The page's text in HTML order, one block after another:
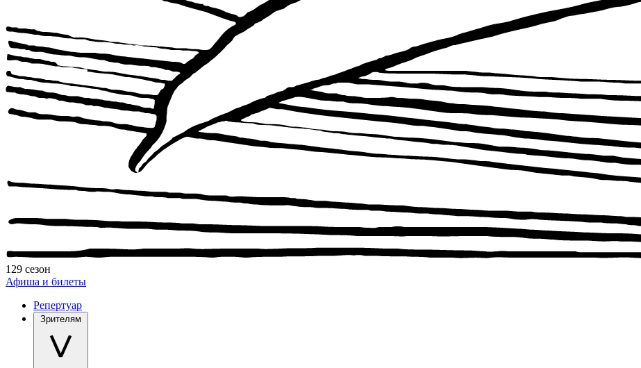
129 сезон
Афиша и билеты
Репертуар
Зрителям